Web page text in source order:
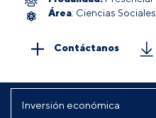
Área: Ciencias Sociales
Contáctanos